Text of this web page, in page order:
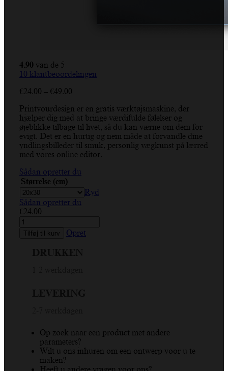
4.90 van de 5
10 klantbeoordelingen
€24.00 – €49.00
til
€49.00
Printyourdesign er en gratis værktøjsmaskine, der
hjælper dig med at bringe værdifulde følelser og
øjeblikke tilbage til livet, så du kan værne om dem for
evigt. Det er en hurtig og nem måde at forvandle dine
yndlingsbilleder til smuk, personlig vægkunst på lærred
med vores online editor.
Sådan opretter du
Størrelse (cm)
Ryd
Sådan opretter du
€24.00
Pier,
hav,
solnedgang,
Tilføj til kurv Opret
Op zoek naar een product met andere
parameters?
Wilt u ons inhuren om een ontwerp voor u te
maken?